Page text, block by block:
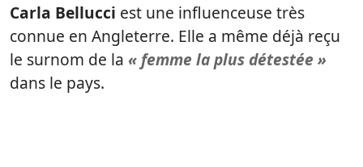
Carla Bellucci est une influenceuse très
connue en Angleterre. Elle a même déjà reçu
le surnom de la « femme la plus détestée »
dans le pays.